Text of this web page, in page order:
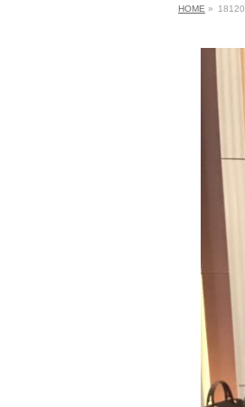
HOME »